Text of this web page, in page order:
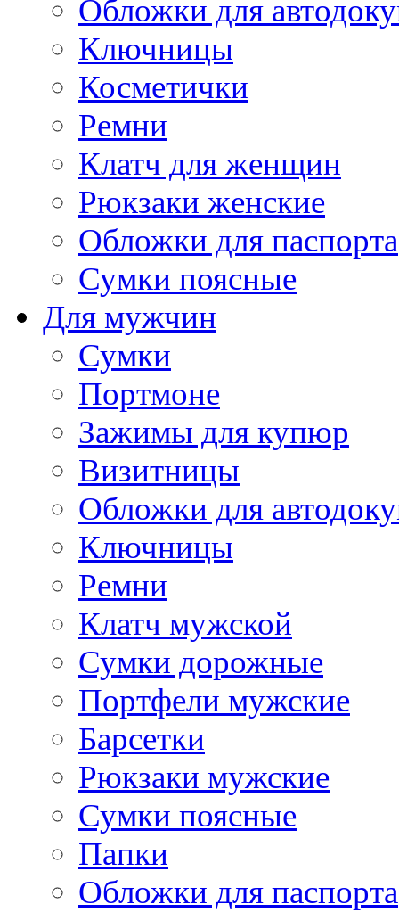
Обложки для
Ключницы
Косметички
Ремни
Клатч для женщин
Рюкзаки женские
Обложки для паспорта
Сумки поясные
Для мужчин
Сумки
Портмоне
Зажимы для купюр
Визитницы
Обложки для
Ключницы
Ремни
Клатч мужской
Сумки дорожные
Портфели мужские
Барсетки
Рюкзаки мужские
Сумки поясные
Папки
Обложки для паспорта